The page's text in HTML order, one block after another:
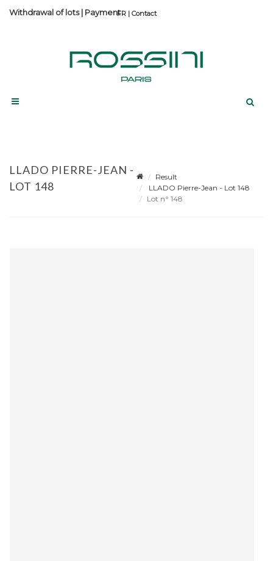
Contact
Withdrawal of lots| Payment
LLADO PIERRE-JEAN -
LOT 148
Result
LLADO Pierre-Jean - Lot 148
Lot n° 148